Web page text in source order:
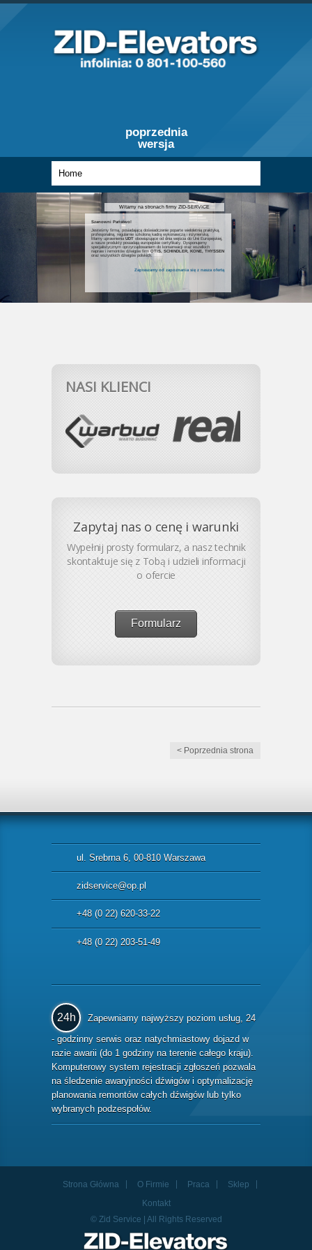
poprzednia
wersja
Witamy na stronach firmy ZID-SERVICE
Szanowni Państwo!
Jesteśmy firmą, posiadającą doświadczenie poparte wieloletnią praktyką,
profesjonalną, regularnie szkoloną kadrą wykonawczą i inżynierską.
Mamy uprawnieniaUDT obowiązujące od dnia wejścia do Unii Europejskiej,
a nasze produkty posiadają europejskie certyfikaty. Dysponujemy
specjalistycznym oprzyrządowaniem do konserwacji oraz wszelkich
napraw i remontów dźwigów firmOTIS, SCHINDLER, KONE, THYSSEN
oraz wszystkich dźwigów polskich.
Zapraszamy od zapoznania się z nasza ofertą
NASI KLIENCI
Zapytaj nas o cenę i warunki
Wypełnij prosty formularz, a nasz technik
skontaktuje się z Tobą i udzieli informacji
o ofercie
Formularz
< Poprzednia strona
ul. Srebrna 6, 00-810 Warszawa
zidservice@op.pl
+48 (0 22) 620-33-22
+48 (0 22) 203-51-49
24h
Zapewniamy najwyższy poziom usług, 24
- godzinny serwis oraz natychmiastowy dojazd w
razie awarii (do 1 godziny na terenie całego kraju).
Komputerowy system rejestracji zgłoszeń pozwala
na śledzenie awaryjności dźwigów i optymalizację
planowania remontów całych dźwigów lub tylko
wybranych podzespołów.
Strona Główna O Firmie Praca
Sklep
Kontakt
© Zid Service | All Rights Reserved